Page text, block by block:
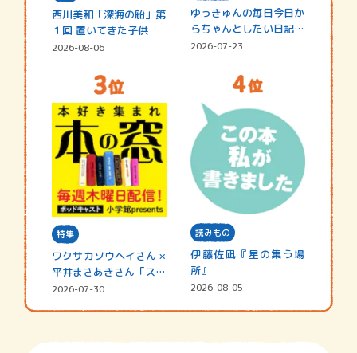
西川美和「深海の船」第
１回 置いてきた子供
2026-08-06
ゆっきゅんの毎日今日か
らちゃんとしたい日記
☆202…
2026-07-23
特集
ワクサカソウヘイさん ×
平井まさあきさん「スペ
シャ…
2026-07-30
読みもの
伊藤佐凪『星の集う場
所』
2026-08-05